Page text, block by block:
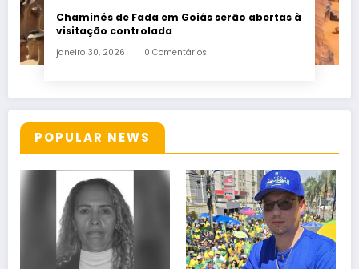
Chaminés de Fada em Goiás serão abertas à
visitação controlada
janeiro 30, 2026 0 Comentários
POPULAR NEWS